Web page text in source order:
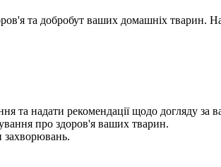
та добробут ваших домашніх тварин.
та надати рекомендації щодо догляду
про здоров'я ваших тварин.
захворювань.